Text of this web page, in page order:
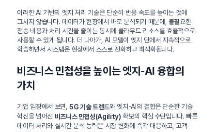
이러한 AI 기반의 엣지 처리 기술은 단순히 반응 속도를 높이는 것에
그치지 않습니다. 데이터가 현장에서 바로 분석되기 때문에, 불필요한
전송 비용과 처리 시간을 줄이는 동시에 클라우드 리소스를 효율적으로
사용할 수 있게 됩니다. 더 나아가, AI 모델이 엣지 단에서 지속적으로
학습하면서 시스템은 현장에서 스스로 진화하고 최적화됩니다.
비즈니스 민첩성을 높이는 엣지-AI 융합의
가치
기업 입장에서 보면,5G 기술 트렌드와 엣지-AI의 결합은 단순한 기술
혁신을 넘어선 비즈니스 민첩성(Agility) 확보의 핵심 수단입니다. 빠른
데이터 처리와 실시간 분석 능력은 시장 변화에 즉각 대응하고, 고객